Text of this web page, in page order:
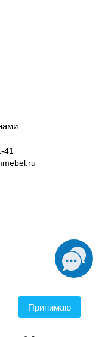
41
Принимаю